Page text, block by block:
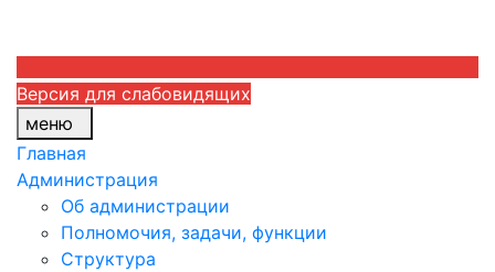
Версия для слабовидящих
меню
Главная
Администрация
Об администрации
Полномочия, задачи, функции
Структура